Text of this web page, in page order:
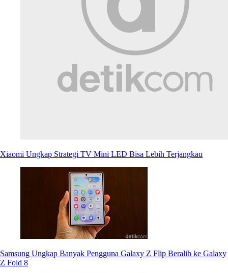
Xiaomi Ungkap Strategi TV Mini LED Bisa Lebih Terjangkau
Samsung Ungkap Banyak Pengguna Galaxy Z Flip Beralih ke Galaxy
Z Fold 8